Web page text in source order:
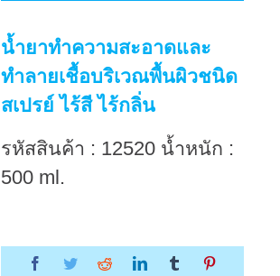
น้ำยาทำความสะอาดและ
ทำลายเชื้อบริเวณพื้นผิวชนิด
สเปรย์ ไร้สี ไร้กลิ่น
รหัสสินค้า : 12520 น้ำหนัก :
500 ml.